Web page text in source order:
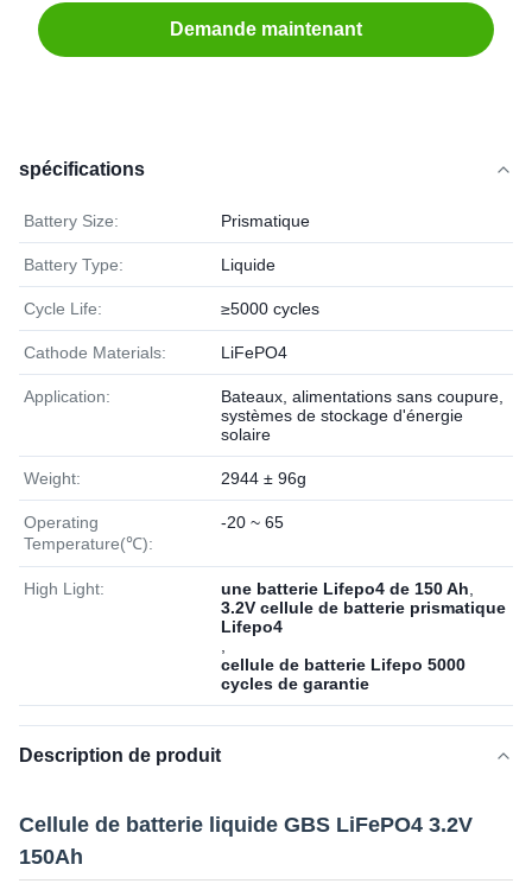
Demande maintenant
spécifications
Battery Size: Prismatique
Battery Type: Liquide
Cycle Life: ≥5000 cycles
Cathode Materials: LiFePO4
Application:
Bateaux, alimentations sans coupure,
systèmes de stockage d'énergie
solaire
Weight: 2944 ± 96g
Operating
Temperature(℃):
-20 ~ 65
High Light: une batterie Lifepo4 de 150 Ah
3.2V cellule de batterie prismatique
Lifepo4
cellule de batterie Lifepo 5000
cycles de garantie
Description de produit
Cellule de batterie liquide GBS LiFePO4 3.2V
150Ah